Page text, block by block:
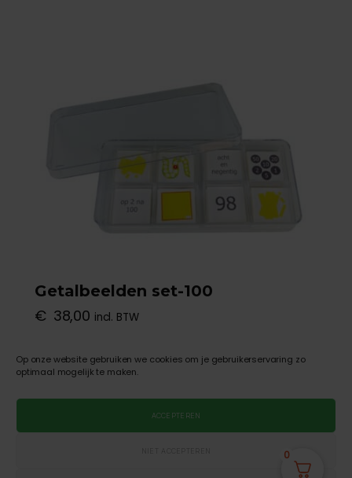
Op onze website gebruiken we cookies om je gebruikerservaring zo
optimaal mogelijk te maken.
ACCEPTEREN
NIET ACCEPTEREN
Getalbeelden set-100
€ 38,00 incl. BTW
TOEVOEGEN AAN WINKELWAGEN
0